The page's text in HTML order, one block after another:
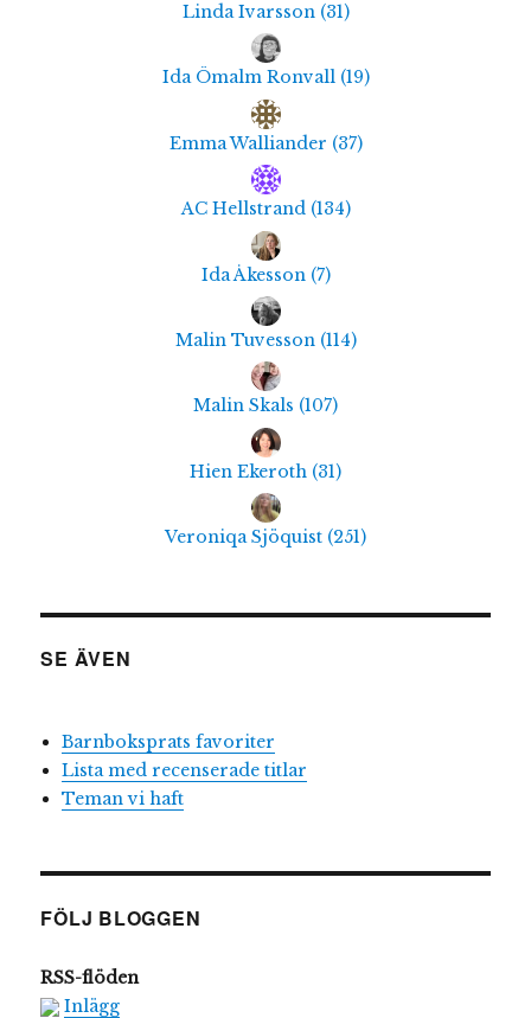
Linda Ivarsson (31)
Ida Ömalm Ronvall (19)
Emma Walliander (37)
AC Hellstrand (134)
Ida Åkesson (7)
Malin Tuvesson (114)
Malin Skals (107)
Hien Ekeroth (31)
Veroniqa Sjöquist (251)
SE ÄVEN
Barnboksprats favoriter
Lista med recenserade titlar
Teman vi haft
FÖLJ BLOGGEN
RSS-flöden
Inlägg